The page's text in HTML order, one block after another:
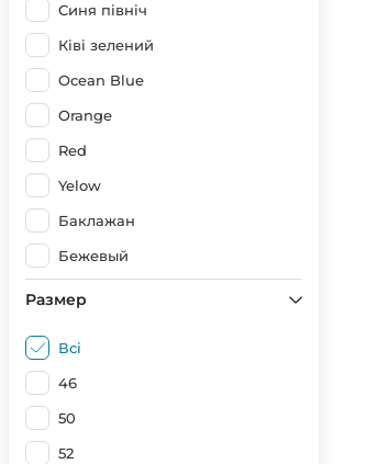
Синя північ
Ківі зелений
Ocean Blue
Orange
Red
Yelow
Баклажан
Бежевый
Размер
Всі
46
50
52